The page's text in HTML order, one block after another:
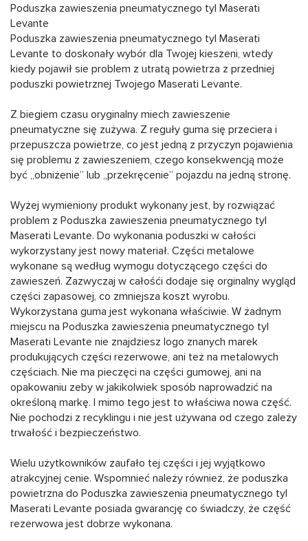
Poduszka zawieszenia pneumatycznego tyl Maserati
Levante
Poduszka zawieszenia pneumatycznego tyl Maserati
Levante to doskonały wybór dla Twojej kieszeni, wtedy
kiedy pojawił sie problem z utratą powietrza z przedniej
poduszki powietrznej Twojego Maserati Levante.
Z biegiem czasu oryginalny miech zawieszenie
pneumatyczne się zużywa. Z reguły guma się przeciera i
przepuszcza powietrze, co jest jedną z przyczyn pojawienia
się problemu z zawieszeniem, czego konsekwencją może
być „obniżenie” lub „przekręcenie” pojazdu na jedną stronę.
Wyżej wymieniony produkt wykonany jest, by rozwiązać
problem z Poduszka zawieszenia pneumatycznego tyl
Maserati Levante. Do wykonania poduszki w całości
wykorzystany jest nowy materiał. Części metalowe
wykonane są według wymogu dotyczącego części do
zawieszeń. Zazwyczaj w całośći dodaje się orginalny wygląd
części zapasowej, co zmniejsza koszt wyrobu.
Wykorzystana guma jest wykonana właściwie. W żadnym
miejscu na Poduszka zawieszenia pneumatycznego tyl
Maserati Levante nie znajdziesz logo znanych marek
produkujących części rezerwowe, ani też na metalowych
częściach. Nie ma pieczęci na części gumowej, ani na
opakowaniu zeby w jakikolwiek sposób naprowadzić na
określoną markę. I mimo tego jest to właściwa nowa część.
Nie pochodzi z recyklingu i nie jest używana od czego zależy
trwałość i bezpieczeństwo.
Wielu użytkowników zaufało tej części i jej wyjątkowo
atrakcyjnej cenie. Wspomnieć należy również, że poduszka
powietrzna do Poduszka zawieszenia pneumatycznego tyl
Maserati Levante posiada gwarancję co świadczy, że część
rezerwowa jest dobrze wykonana.